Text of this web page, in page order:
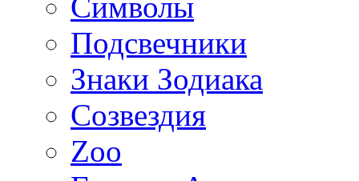
Символы
Подсвечники
Знаки Зодиака
Созвездия
Zoo